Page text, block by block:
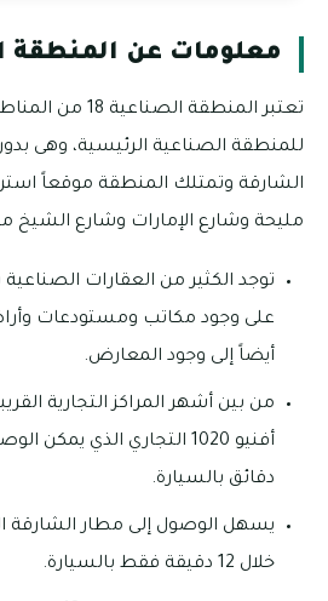
معلومات عن المنطقة
تعتبر المنطقة
للمنطقة الصناعية الرئيسية، وهى
الشارقة وتمتلك المنطقة موقعاً
مليحة وشارع الإمارات وشارع الشيخ
توجد الكثير من العقارات
على وجود مكاتب ومستودعات
أيضاً إلى وجود المعارض.
من بين أشهر المراكز التجارية
أفنيو 1020 التجاري الذي
دقائق بالسيارة.
يسهل الوصول إلى مطار الشارقة
خلال 12 دقيقة فقط بالسيارة.